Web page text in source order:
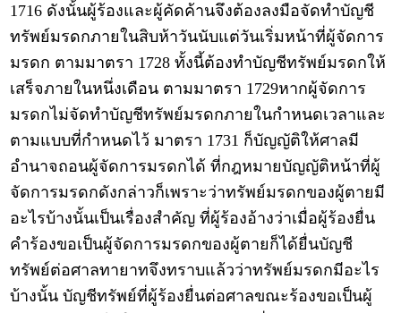
1716 ดังนั้นผู้ร้องและผู้คัดค้านจึงต้องลงมือจัดทำบัญชี
ทรัพย์มรดกภายในสิบห้าวันนับแต่วันเริ่มหน้าที่ผู้จัดการ
มรดก ตามมาตรา 1728 ทั้งนี้ต้องทำบัญชีทรัพย์มรดกให้
เสร็จภายในหนึ่งเดือน ตามมาตรา 1729หากผู้จัดการ
มรดกไม่จัดทำบัญชีทรัพย์มรดกภายในกำหนดเวลาและ
ตามแบบที่กำหนดไว้ มาตรา 1731 ก็บัญญัติให้ศาลมี
อำนาจถอนผู้จัดการมรดกได้ ที่กฎหมายบัญญัติหน้าที่ผู้
จัดการมรดกดังกล่าวก็เพราะว่าทรัพย์มรดกของผู้ตายมี
อะไรบ้างนั้นเป็นเรื่องสำคัญ ที่ผู้ร้องอ้างว่าเมื่อผู้ร้องยื่น
คำร้องขอเป็นผู้จัดการมรดกของผู้ตายก็ได้ยื่นบัญชี
ทรัพย์ต่อศาลทายาทจึงทราบแล้วว่าทรัพย์มรดกมีอะไร
บ้างนั้น บัญชีทรัพย์ที่ผู้ร้องยื่นต่อศาลขณะร้องขอเป็นผู้